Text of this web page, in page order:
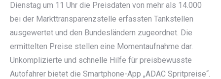
Dienstag um 11 Uhr die Preisdaten von mehr als 14.000
bei der Markttransparenzstelle erfassten Tankstellen
ausgewertet und den Bundesländern zugeordnet. Die
ermittelten Preise stellen eine Momentaufnahme dar.
Unkomplizierte und schnelle Hilfe für preisbewusste
Autofahrer bietet die Smartphone-App „ADAC Spritpreise“.